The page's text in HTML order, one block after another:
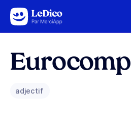
Aller au contenu
adjectif